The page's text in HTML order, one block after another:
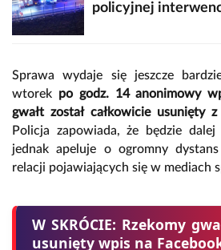
policyjnej
Sprawa wydaje się jeszcze
wtorek po godz. 14 anonimowy
gwałt został całkowicie usunięty
Policja zapowiada, że będzie
jednak apeluje o ogromny
relacji pojawiających się w mediach
W SKRÓCIE: Rzekomy
usunięty wpis na